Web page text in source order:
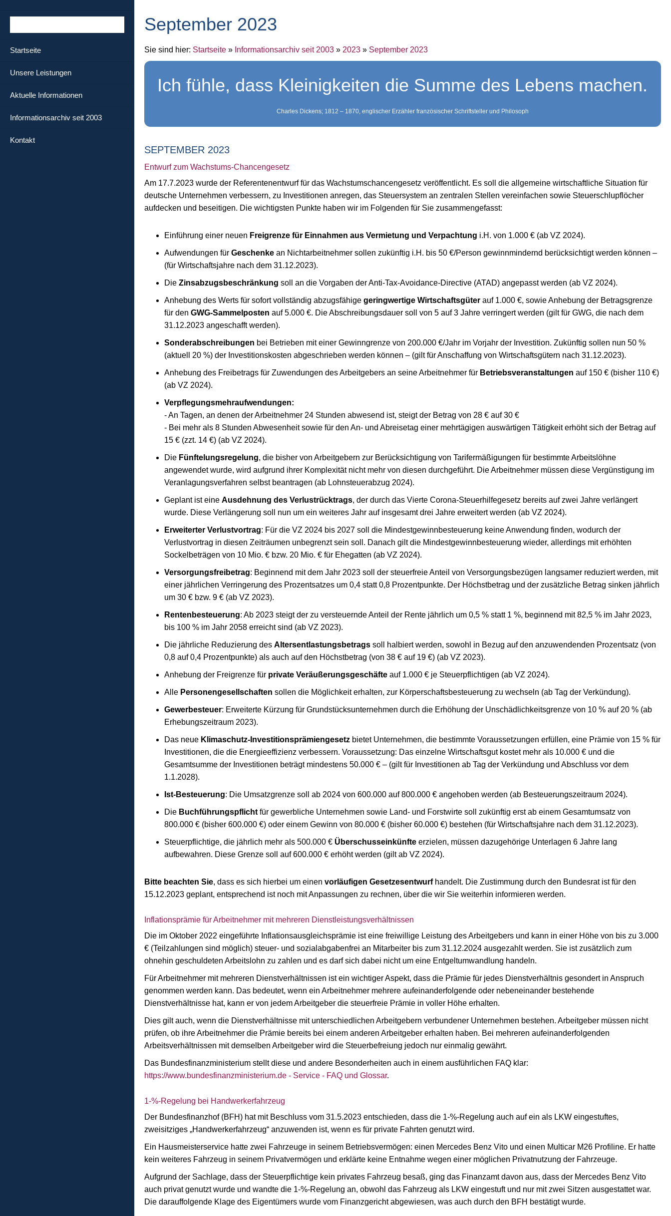
Startseite
Unsere Leistungen
Aktuelle Informationen
Informationsarchiv seit 2003
Kontakt
September 2023
Sie sind hier: Startseite» Informationsarchiv seit 2003» 2023» September 2023
Ich fühle, dass Kleinigkeiten die Summe des Lebens machen.
Charles Dickens; 1812 – 1870, englischer Erzähler französischer Schriftsteller und Philosoph
SEPTEMBER 2023
Entwurf zum Wachstums-Chancengesetz
Am 17.7.2023 wurde der Referentenentwurf für das Wachstumschancengesetz veröffentlicht. Es soll die allgemeine wirtschaftliche Situation für
deutsche Unternehmen verbessern, zu Investitionen anregen, das Steuersystem an zentralen Stellen vereinfachen sowie Steuerschlupflöcher
aufdecken und beseitigen. Die wichtigsten Punkte haben wir im Folgenden für Sie zusammengefasst:
Einführung einer neuen Freigrenze für Einnahmen aus Vermietung und Verpachtung i.H. von 1.000 € (ab VZ 2024).
Aufwendungen für Geschenkean Nichtarbeitnehmer sollen zukünftig i.H. bis 50 €/Person gewinnmindernd berücksichtigt werden können –
(für Wirtschaftsjahre nach dem 31.12.2023).
Die Zinsabzugsbeschränkung soll an die Vorgaben der Anti-Tax-Avoidance-Directive (ATAD) angepasst werden (ab VZ 2024).
Anhebung des Werts für sofort vollständig abzugsfähige geringwertige Wirtschaftsgüterauf 1.000 €, sowie Anhebung der Betragsgrenze
für den GWG-Sammelposten auf 5.000 €. Die Abschreibungsdauer soll von 5 auf 3 Jahre verringert werden (gilt für GWG, die nach dem
31.12.2023 angeschafft werden).
Sonderabschreibungen bei Betrieben mit einer Gewinngrenze von 200.000 €/Jahr im Vorjahr der Investition. Zukünftig sollen nun 50 %
(aktuell 20 %) der Investitionskosten abgeschrieben werden können – (gilt für Anschaffung von Wirtschaftsgütern nach 31.12.2023).
Anhebung des Freibetrags für Zuwendungen des Arbeitgebers an seine Arbeitnehmer für Betriebsveranstaltungen auf 150 € (bisher 110 €)
(ab VZ 2024).
Verpflegungsmehraufwendungen:
- An Tagen, an denen der Arbeitnehmer 24 Stunden abwesend ist, steigt der Betrag von 28 € auf 30 €
- Bei mehr als 8 Stunden Abwesenheit sowie für den An- und Abreisetag einer mehrtägigen auswärtigen Tätigkeit erhöht sich der Betrag auf
15 € (zzt. 14 €) (ab VZ 2024).
Die Fünftelungsregelung, die bisher von Arbeitgebern zur Berücksichtigung von Tarifermäßigungen für bestimmte Arbeitslöhne
angewendet wurde, wird aufgrund ihrer Komplexität nicht mehr von diesen durchgeführt. Die Arbeitnehmer müssen diese Vergünstigung im
Veranlagungsverfahren selbst beantragen (ab Lohnsteuerabzug 2024).
Geplant ist eine Ausdehnung des Verlustrücktrags, der durch das Vierte Corona-Steuerhilfegesetz bereits auf zwei Jahre verlängert
wurde. Diese Verlängerung soll nun um ein weiteres Jahr auf insgesamt drei Jahre erweitert werden (ab VZ 2024).
Erweiterter Verlustvortrag: Für die VZ 2024 bis 2027 soll die Mindestgewinnbesteuerung keine Anwendung finden, wodurch der
Verlustvortrag in diesen Zeiträumen unbegrenzt sein soll. Danach gilt die Mindestgewinnbesteuerung wieder, allerdings mit erhöhten
Sockelbeträgen von 10 Mio. € bzw. 20 Mio. € für Ehegatten (ab VZ 2024).
Versorgungsfreibetrag: Beginnend mit dem Jahr 2023 soll der steuerfreie Anteil von Versorgungsbezügen langsamer reduziert werden, mit
einer jährlichen Verringerung des Prozentsatzes um 0,4 statt 0,8 Prozentpunkte. Der Höchstbetrag und der zusätzliche Betrag sinken jährlich
um 30 € bzw. 9 € (ab VZ 2023).
Rentenbesteuerung: Ab 2023 steigt der zu versteuernde Anteil der Rente jährlich um 0,5 % statt 1 %, beginnend mit 82,5 % im Jahr 2023,
bis 100 % im Jahr 2058 erreicht sind (ab VZ 2023).
Die jährliche Reduzierung des Altersentlastungsbetrags soll halbiert werden, sowohl in Bezug auf den anzuwendenden Prozentsatz (von
0,8 auf 0,4 Prozentpunkte) als auch auf den Höchstbetrag (von 38 € auf 19 €) (ab VZ 2023).
Anhebung der Freigrenze für private Veräußerungsgeschäfte auf 1.000 € je Steuerpflichtigen (ab VZ 2024).
Alle Personengesellschaften sollen die Möglichkeit erhalten, zur Körperschaftsbesteuerung zu wechseln (ab Tag der Verkündung).
Gewerbesteuer: Erweiterte Kürzung für Grundstücksunternehmen durch die Erhöhung der Unschädlichkeitsgrenze von 10 % auf 20 % (ab
Erhebungszeitraum 2023).
Das neue Klimaschutz-Investitionsprämiengesetz bietet Unternehmen, die bestimmte Voraussetzungen erfüllen, eine Prämie von 15 % für
Investitionen, die die Energieeffizienz verbessern. Voraussetzung: Das einzelne Wirtschaftsgut kostet mehr als 10.000 € und die
Gesamtsumme der Investitionen beträgt mindestens 50.000 € – (gilt für Investitionen ab Tag der Verkündung und Abschluss vor dem
1.1.2028).
Ist-Besteuerung: Die Umsatzgrenze soll ab 2024 von 600.000 auf 800.000 € angehoben werden (ab Besteuerungszeitraum 2024).
Die Buchführungspflicht für gewerbliche Unternehmen sowie Land- und Forstwirte soll zukünftig erst ab einem Gesamtumsatz von
800.000 € (bisher 600.000 €) oder einem Gewinn von 80.000 € (bisher 60.000 €) bestehen (für Wirtschaftsjahre nach dem 31.12.2023).
Steuerpflichtige, die jährlich mehr als 500.000 € Überschusseinkünfte erzielen, müssen dazugehörige Unterlagen 6 Jahre lang
aufbewahren. Diese Grenze soll auf 600.000 € erhöht werden (gilt ab VZ 2024).
Bitte beachten Sie, dass es sich hierbei um einen vorläufigen Gesetzesentwurf handelt. Die Zustimmung durch den Bundesrat ist für den
15.12.2023 geplant, entsprechend ist noch mit Anpassungen zu rechnen, über die wir Sie weiterhin informieren werden.
Inflationsprämie für Arbeitnehmer mit mehreren Dienstleistungs­verhältnissen
Die im Oktober 2022 eingeführte Inflationsausgleichsprämie ist eine freiwillige Leistung des Arbeitgebers und kann in einer Höhe von bis zu 3.000
€ (Teilzahlungen sind möglich) steuer- und sozialabgabenfrei an Mitarbeiter bis zum 31.12.2024 ausgezahlt werden. Sie ist zusätzlich zum
ohnehin geschuldeten Arbeitslohn zu zahlen und es darf sich dabei nicht um eine Entgeltumwandlung handeln.
Für Arbeitnehmer mit mehreren Dienstverhältnissen ist ein wichtiger Aspekt, dass die Prämie für jedes Dienstverhältnis gesondert in Anspruch
genommen werden kann. Das bedeutet, wenn ein Arbeitnehmer mehrere aufeinanderfolgende oder nebeneinander bestehende
Dienstverhältnisse hat, kann er von jedem Arbeitgeber die steuerfreie Prämie in voller Höhe erhalten.
Dies gilt auch, wenn die Dienstverhältnisse mit unterschiedlichen Arbeitgebern verbundener Unternehmen bestehen. Arbeitgeber müssen nicht
prüfen, ob ihre Arbeitnehmer die Prämie bereits bei einem anderen Arbeitgeber erhalten haben. Bei mehreren aufeinanderfolgenden
Arbeitsverhältnissen mit demselben Arbeitgeber wird die Steuerbefreiung jedoch nur einmalig gewährt.
Das Bundesfinanzministerium stellt diese und andere Besonderheiten auch in einem ausführlichen FAQ klar:
https://www.bundesfinanzministerium.de - Service - FAQ und Glossar.
1-%-Regelung bei Handwerkerfahrzeug
Der Bundesfinanzhof (BFH) hat mit Beschluss vom 31.5.2023 entschieden, dass die 1-%-Regelung auch auf ein als LKW eingestuftes,
zweisitziges „Handwerkerfahrzeug“ anzuwenden ist, wenn es für private Fahrten genutzt wird.
Ein Hausmeisterservice hatte zwei Fahrzeuge in seinem Betriebsvermögen: einen Mercedes Benz Vito und einen Multicar M26 Profiline. Er hatte
kein weiteres Fahrzeug in seinem Privatvermögen und erklärte keine Entnahme wegen einer möglichen Privatnutzung der Fahrzeuge.
Aufgrund der Sachlage, dass der Steuerpflichtige kein privates Fahrzeug besaß, ging das Finanzamt davon aus, dass der Mercedes Benz Vito
auch privat genutzt wurde und wandte die 1-%-Regelung an, obwohl das Fahrzeug als LKW eingestuft und nur mit zwei Sitzen ausgestattet war.
Die darauffolgende Klage des Eigentümers wurde vom Finanzgericht abgewiesen, was auch durch den BFH bestätigt wurde.